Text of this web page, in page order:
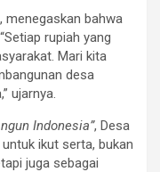
menegaskan bahwa
rupiah yang
Mari kita
desa
ujarnya.
Indonesia”, Desa
ikut serta, bukan
juga sebagai